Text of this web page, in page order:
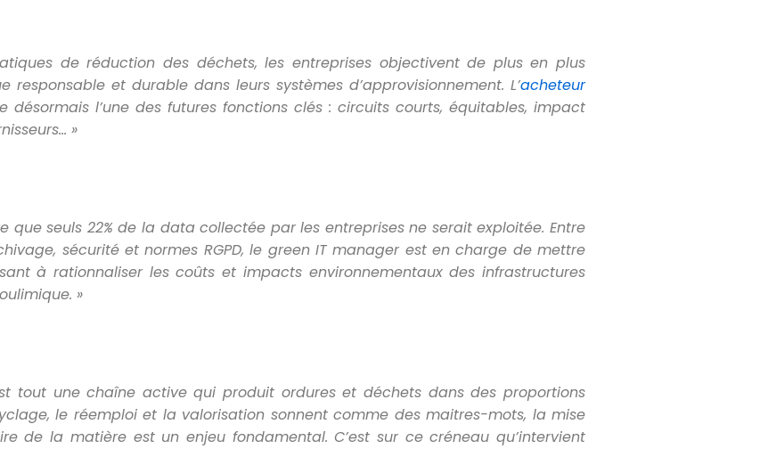
de réduction des déchets, les entreprises objectivent de plus en plus
responsable et durable dans leurs systèmes d’approvisionnement. L’acheteur
désormais l’une des futures fonctions clés : circuits courts, équitables, impact
»
que seuls 22% de la data collectée par les entreprises ne serait exploitée. Entre
sécurité et normes RGPD, le green IT manager est en charge de mettre
à rationnaliser les coûts et impacts environnementaux des infrastructures
»
tout une chaîne active qui produit ordures et déchets dans des proportions
le réemploi et la valorisation sonnent comme des maitres-mots, la mise
de la matière est un enjeu fondamental. C’est sur ce créneau qu’intervient